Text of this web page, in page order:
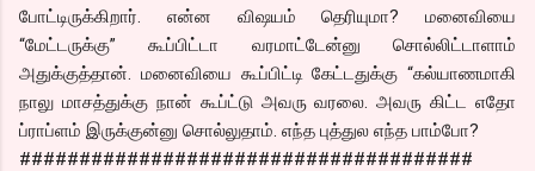
போட்டிருக்கிறார். என்ன விஷயம் தெரியுமா? மனைவியை
“மேட்டருக்கு” கூப்பிட்டா வரமாட்டேன்னு சொல்லிட்டாளாம்
அதுக்குத்தான். மனைவியை கூப்பிட்டி கேட்டதுக்கு “கல்யாணமாகி
நாலு மாசத்துக்கு நான் கூப்ட்டு அவரு வரலை. அவரு கிட்ட எதோ
ப்ராப்ளம் இருக்குன்னு சொல்லுதாம். எந்த புத்துல எந்த பாம்போ?
######################################